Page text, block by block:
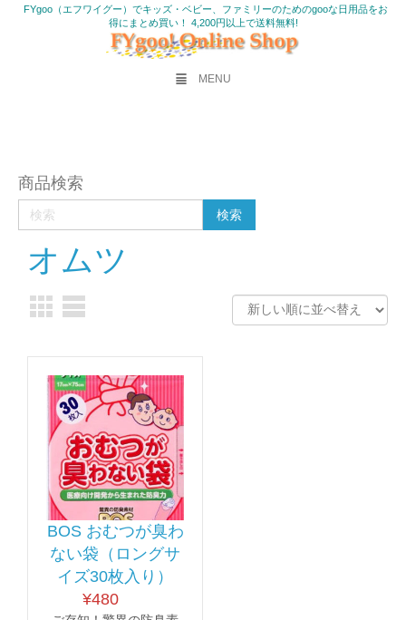
FYgoo（エフワイグー）でキッズ・ベビー、ファミリーのためのgooな日用品をお
得にまとめ買い！ 4,200円以上で送料無料!
MENU
商品検索
オムツ
BOS おむつが臭わ
ない袋（ロングサ
イズ30枚入り）
¥480